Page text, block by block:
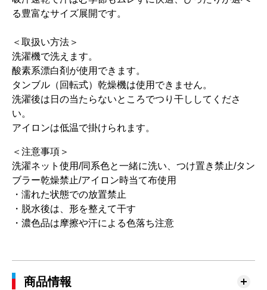
る豊富なサイズ展開です。
＜取扱い方法＞
洗濯機で洗えます。
酸素系漂白剤が使用できます。
タンブル（回転式）乾燥機は使用できません。
洗濯後は日の当たらないところでつり干ししてくださ
い。
アイロンは低温で掛けられます。
＜注意事項＞
洗濯ネット使用/同系色と一緒に洗い、つけ置き禁止/タン
ブラー乾燥禁止/アイロン時当て布使用
・濡れた状態での放置禁止
・脱水後は、形を整えて干す
・濃色品は摩擦や汗による色落ち注意
商品情報